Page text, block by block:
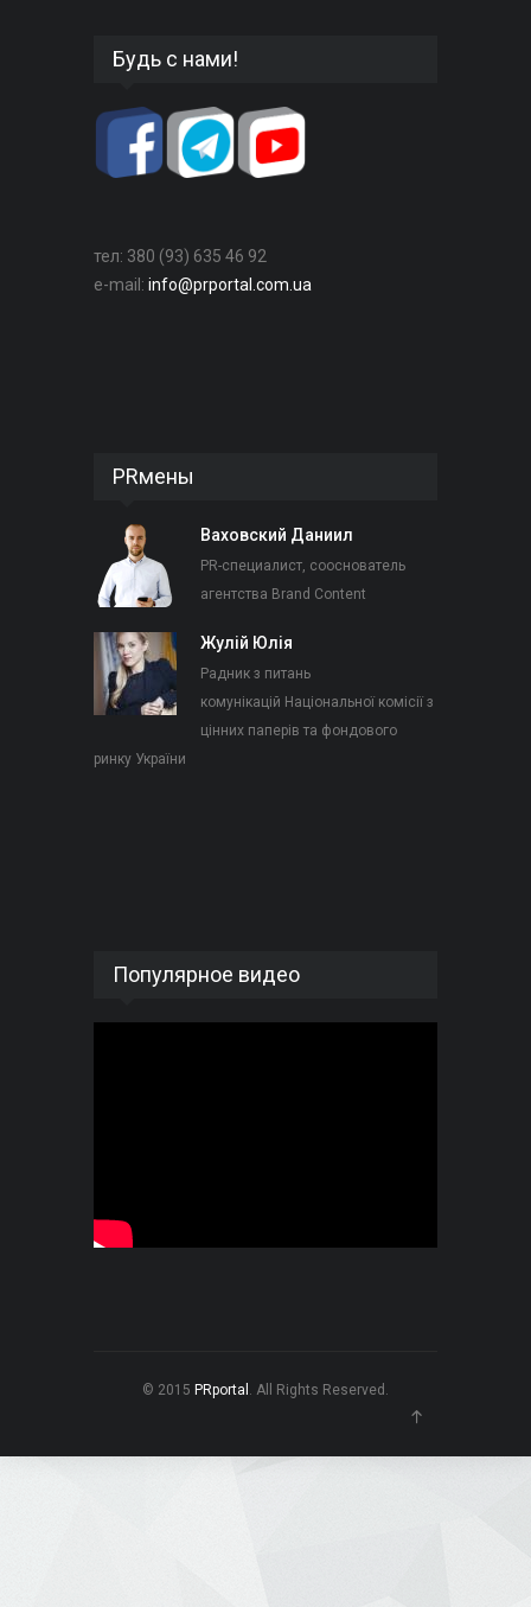
Будь с нами!
тел: 380 (93) 635 46 92
e-mail: info@prportal.com.ua
PRмены
Ваховский Даниил
PR-специалист, сооснователь
агентства Brand Content
Жулій Юлія
Радник з питань
комунікацій Національної комісії з
цінних паперів та фондового
ринку України
Популярное видео
© 2015 PRportal . All Rights Reserved.